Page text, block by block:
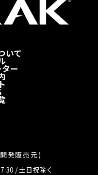
いて
ー
発販売元)
/ 土日祝除く